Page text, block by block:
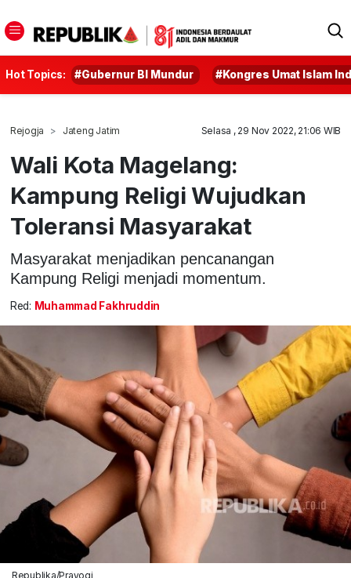
Hot Topics: #Gubernur BI Mundur #Kongres Umat Islam
Rejogja Jateng Jatim Selasa , 29 Nov 2022, 21:06 WIB
Wali Kota Magelang:
Kampung Religi Wujudkan
Toleransi Masyarakat
Masyarakat menjadikan pencanangan
Kampung Religi menjadi momentum.
Red: Muhammad Fakhruddin
Republika/Prayogi